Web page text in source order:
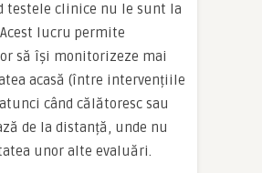
testele clinice nu le sunt la
lucru permite
să își monitorizeze mai
acasă (între intervențiile
când călătoresc sau
de la distanță, unde nu
unor alte evaluări.